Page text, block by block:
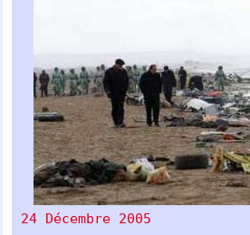
24 Décembre 2005